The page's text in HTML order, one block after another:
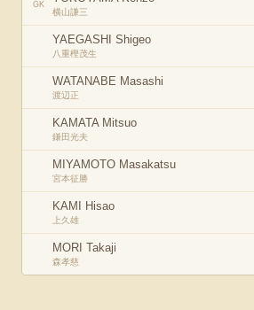
GK
横山謙三
YAEGASHI Shigeo
八重樫茂生
WATANABE Masashi
渡辺正
KAMATA Mitsuo
鎌田光夫
MIYAMOTO Masakatsu
宮本征勝
KAMI Hisao
上久雄
MORI Takaji
森孝慈